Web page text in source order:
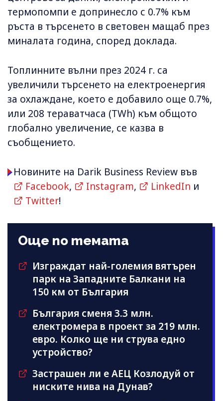
термопомпи е допринесло с 0.7% към
ръста в търсенето в световен мащаб през
миналата година, според доклада.
Топлинните вълни през 2024 г. са
увеличили търсенето на електроенергия
за охлаждане, което е добавило още 0.7%,
или 208 тераватчаса (TWh) към общото
глобално увеличение, се казва в
съобщението.
Новините на Darik Business Review във
Facebook, Instagram, LinkedIn и
Twitter!
Още по темата
Изграждат най-големия вятърен
парк на Западните Балкани на
150 км от България
България сменя 3.3 млн.
електромера в проект за 219 млн.
евро. Колко ще ни струва едно
устройство?
Застрашен ли е АЕЦ Козлодуй от
ниските нива на Дунав?